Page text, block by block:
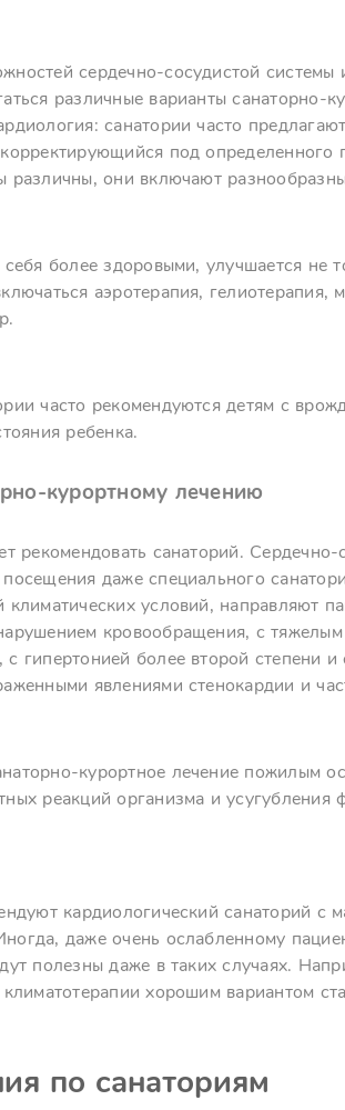
сердечно-сосудистой
различные варианты санаторно-
санатории часто
под определенного
различны, они включают
более здоровыми, улучшается не
аэротерапия, гелиотерапия,
часто рекомендуются детям с
ребенка.
курортному лечению
рекомендовать санаторий. Сердечно-
даже специального
условий, направляют
кровообращения, с тяжелым
гипертонией более второй степени
явлениями стенокардии и
курортное лечение пожилым
реакций организма и
кардиологический санаторий
даже очень ослабленному
полезны даже в таких случаях.
хорошим вариантом
по санаториям